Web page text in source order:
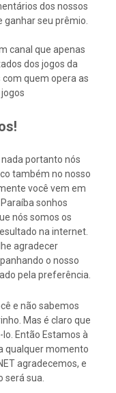
dos nossos
seu prêmio.
canal que apenas
dos jogos da
com quem opera as
portanto nós
também no nosso
você vem em
sonhos
nós somos os
na internet.
agradecer
o nosso
pela preferência.
e não sabemos
Mas é claro que
Então Estamos à
qualquer momento
agradecemos, e
será sua.